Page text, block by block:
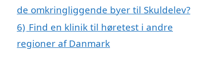
de omkringliggende byer til Skuldelev?
6) Find en klinik til høretest i andre
regioner af Danmark